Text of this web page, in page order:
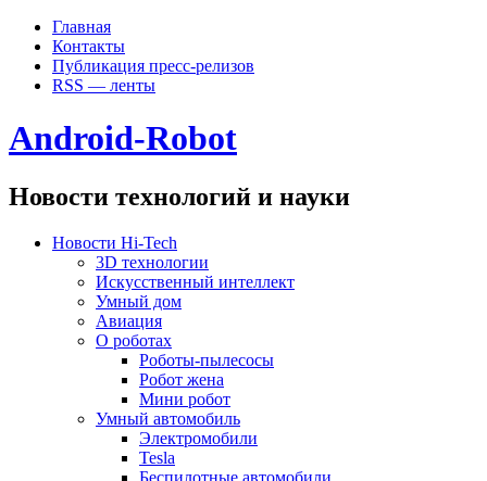
Главная
Контакты
Публикация пресс-релизов
RSS — ленты
Android-Robot
Новости технологий и науки
Новости Hi-Tech
3D технологии
Искусственный интеллект
Умный дом
Авиация
О роботах
Роботы-пылесосы
Робот жена
Мини робот
Умный автомобиль
Электромобили
Tesla
Беспилотные автомобили